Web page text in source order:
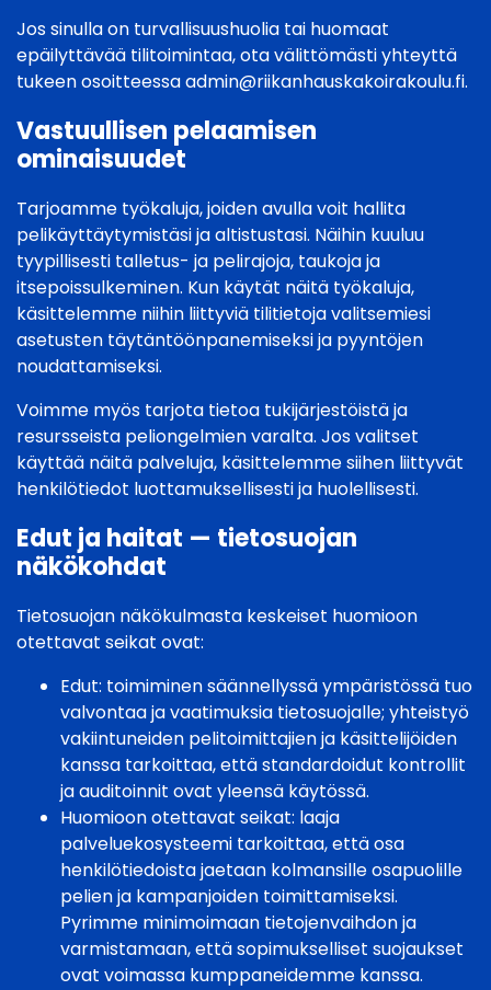
Jos sinulla on turvallisuushuolia tai huomaat
epäilyttävää tilitoimintaa, ota välittömästi yhteyttä
tukeen osoitteessaadmin@riikanhauskakoirakoulu.fi.
Vastuullisen pelaamisen
ominaisuudet
Tarjoamme työkaluja, joiden avulla voit hallita
pelikäyttäytymistäsi ja altistustasi. Näihin kuuluu
tyypillisesti talletus- ja pelirajoja, taukoja ja
itsepoissulkeminen. Kun käytät näitä työkaluja,
käsittelemme niihin liittyviä tilitietoja valitsemiesi
asetusten täytäntöönpanemiseksi ja pyyntöjen
noudattamiseksi.
Voimme myös tarjota tietoa tukijärjestöistä ja
resursseista peliongelmien varalta. Jos valitset
käyttää näitä palveluja, käsittelemme siihen liittyvät
henkilötiedot luottamuksellisesti ja huolellisesti.
Edut ja haitat — tietosuojan
näkökohdat
Tietosuojan näkökulmasta keskeiset huomioon
otettavat seikat ovat:
Edut: toimiminen säännellyssä ympäristössä tuo
valvontaa ja vaatimuksia tietosuojalle; yhteistyö
vakiintuneiden pelitoimittajien ja käsittelijöiden
kanssa tarkoittaa, että standardoidut kontrollit
ja auditoinnit ovat yleensä käytössä.
Huomioon otettavat seikat: laaja
palveluekosysteemi tarkoittaa, että osa
henkilötiedoista jaetaan kolmansille osapuolille
pelien ja kampanjoiden toimittamiseksi.
Pyrimme minimoimaan tietojenvaihdon ja
varmistamaan, että sopimukselliset suojaukset
ovat voimassa kumppaneidemme kanssa.